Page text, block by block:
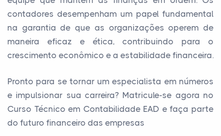
contadores desempenham um papel fundamental
na garantia de que as organizações operem de
maneira eficaz e ética, contribuindo para o
crescimento econômico e a estabilidade financeira.
Pronto para se tornar um especialista em números
e impulsionar sua carreira? Matricule-se agora no
Curso Técnico em Contabilidade EAD e faça parte
do futuro financeiro das empresas